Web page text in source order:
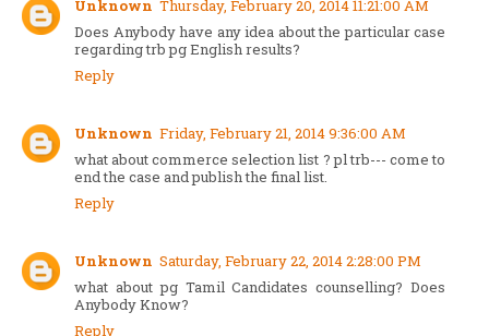
Unknown Thursday, February 20, 2014 11:21:00 AM
Does Anybody have any idea about the particular case
regarding trb pg English results?
Reply
Unknown Friday, February 21, 2014 9:36:00 AM
what about commerce selection list ? pl trb--- come to
end the case and publish the final list.
Reply
Unknown Saturday, February 22, 2014 2:28:00 PM
what about pg Tamil Candidates counselling? Does
Anybody Know?
Reply